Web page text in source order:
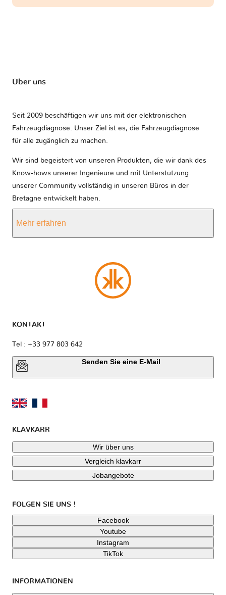
Über uns
Seit 2009 beschäftigen wir uns mit der elektronischen
Fahrzeugdiagnose. Unser Ziel ist es, die Fahrzeugdiagnose
für alle zugänglich zu machen.
Wir sind begeistert von unseren Produkten, die wir dank des
Know-hows unserer Ingenieure und mit Unterstützung
unserer Community vollständig in unseren Büros in der
Bretagne entwickelt haben.
Mehr erfahren
KONTAKT
Tel : +33 977 803 642
Senden Sie eine E-Mail
KLAVKARR
Wir über uns
Vergleich klavkarr
Jobangebote
FOLGEN SIE UNS !
Facebook
Youtube
Instagram
TikTok
INFORMATIONEN